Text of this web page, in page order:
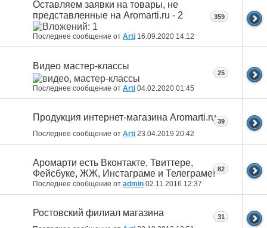
Оставляем заявки на товары, не
представленные на Aromarti.ru - 2
Последнее сообщение от Arti 16.09.2020 14:12
359
Видео мастер-классы
Последнее сообщение от Arti 04.02.2020 01:45
25
Продукция интернет-магазина Aromarti.ru
Последнее сообщение от Arti 23.04.2019 20:42
39
Аромарти есть Вконтакте, Твиттере,
Фейсбуке, ЖЖ, Инстаграме и Телеграме!
Последнее сообщение от admin 02.11.2016 12:37
82
Ростовский филиал магазина 31